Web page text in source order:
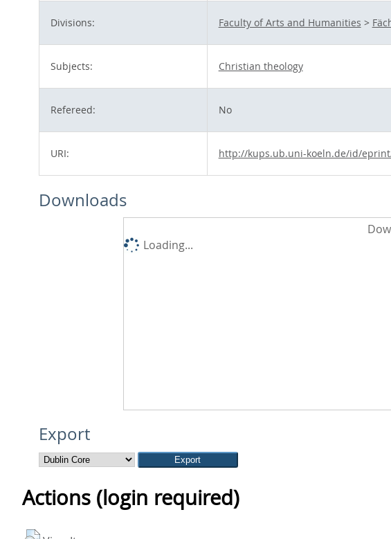
Divisions: Faculty of Arts and Humanities >
Subjects: Christian theology
Refereed: No
URI: http://kups.ub.uni-koeln.de/id/
Downloads
Loading...
Export
Actions (login required)